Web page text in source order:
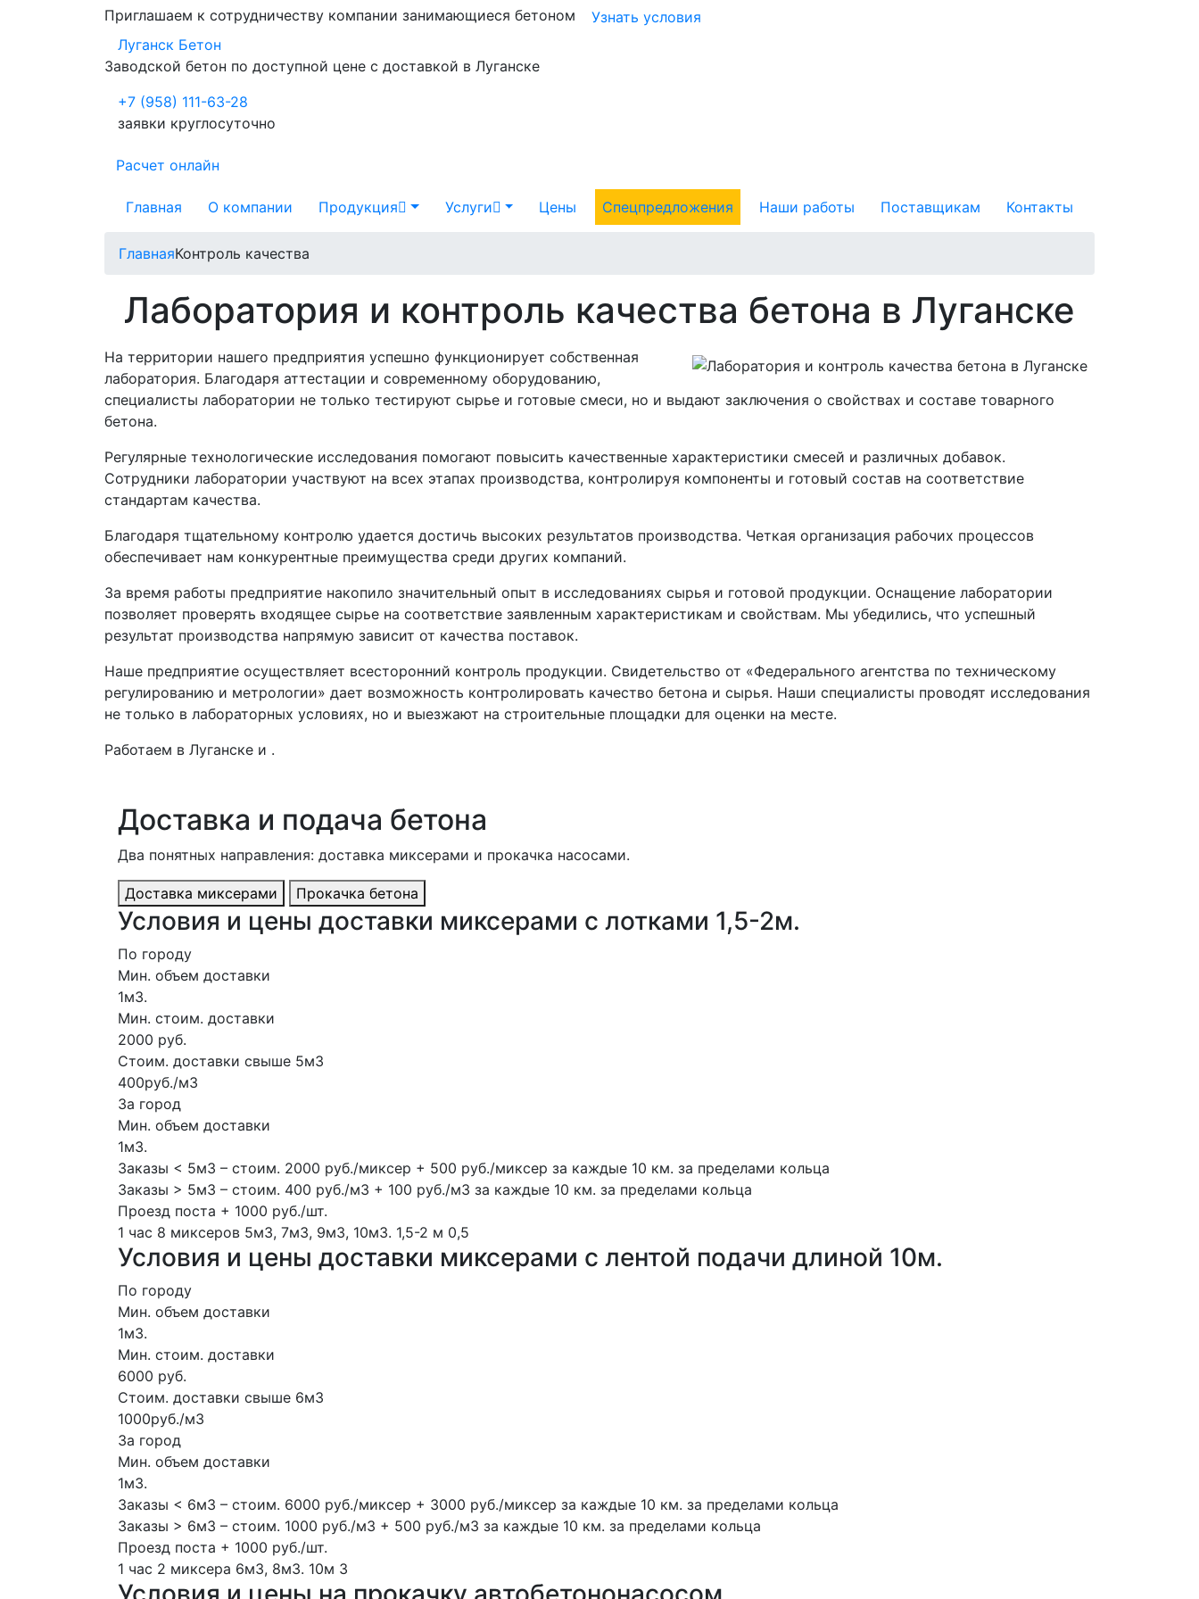
Приглашаем к сотрудничеству компании занимающиеся бетоном
Узнать условия
Луганск Бетон
Заводской бетон по доступной цене с доставкой в Луганске
+7 (958) 111-63-28
заявки круглосуточно
Расчет онлайн
Главная О компании Продукция Услуги Цены Спецпредложения Наши работы Поставщикам Контакты
ГлавнаяКонтроль качества
Лаборатория и контроль качества бетона в Луганске
На территории нашего предприятия успешно функционирует собственная
лаборатория. Благодаря аттестации и современному оборудованию,
специалисты лаборатории не только тестируют сырье и готовые смеси, но и выдают заключения о свойствах и составе товарного
бетона.
Регулярные технологические исследования помогают повысить качественные характеристики смесей и различных добавок.
Сотрудники лаборатории участвуют на всех этапах производства, контролируя компоненты и готовый состав на соответствие
стандартам качества.
Благодаря тщательному контролю удается достичь высоких результатов производства. Четкая организация рабочих процессов
обеспечивает нам конкурентные преимущества среди других компаний.
За время работы предприятие накопило значительный опыт в исследованиях сырья и готовой продукции. Оснащение лаборатории
позволяет проверять входящее сырье на соответствие заявленным характеристикам и свойствам. Мы убедились, что успешный
результат производства напрямую зависит от качества поставок.
Наше предприятие осуществляет всесторонний контроль продукции. Свидетельство от «Федерального агентства по техническому
регулированию и метрологии» дает возможность контролировать качество бетона и сырья. Наши специалисты проводят исследования
не только в лабораторных условиях, но и выезжают на строительные площадки для оценки на месте.
Работаем в Луганске и .
Доставка и подача бетона
Два понятных направления: доставка миксерами и прокачка насосами.
Доставка миксерами Прокачка бетона
Условия и цены доставки миксерами с лотками 1,5-2м.
По городу
Мин. объем доставки
1м3.
Мин. стоим. доставки
2000 руб.
Стоим. доставки свыше 5м3
400руб./м3
За город
Мин. объем доставки
1м3.
Заказы < 5м3 – стоим. 2000 руб./миксер + 500 руб./миксер за каждые 10 км. за пределами кольца
Заказы > 5м3 – стоим. 400 руб./м3 + 100 руб./м3 за каждые 10 км. за пределами кольца
Проезд поста + 1000 руб./шт.
1 час 8 миксеров 5м3, 7м3, 9м3, 10м3. 1,5-2 м 0,5
Условия и цены доставки миксерами с лентой подачи длиной 10м.
По городу
Мин. объем доставки
1м3.
Мин. стоим. доставки
6000 руб.
Стоим. доставки свыше 6м3
1000руб./м3
За город
Мин. объем доставки
1м3.
Заказы < 6м3 – стоим. 6000 руб./миксер + 3000 руб./миксер за каждые 10 км. за пределами кольца
Заказы > 6м3 – стоим. 1000 руб./м3 + 500 руб./м3 за каждые 10 км. за пределами кольца
Проезд поста + 1000 руб./шт.
1 час 2 миксера 6м3, 8м3. 10м 3